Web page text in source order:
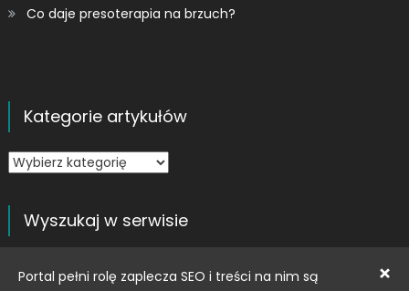
×
Portal pełni rolę zaplecza SEO i treści na nim są
Co daje presoterapia na brzuch?
Kategorie artykułów
Kategorie
Wyszukaj w serwisie